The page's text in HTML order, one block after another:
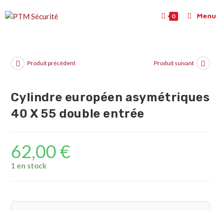
0 Menu
Produit précédent Produit suivant
Cylindre européen asymétriques
40 X 55 double entrée
62,00 €
1 en stock